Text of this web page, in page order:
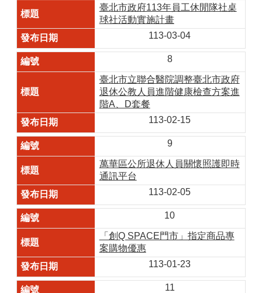
臺北市政府113年員工休閒隊社桌
球社活動實施計畫
113-03-04
8
臺北市立聯合醫院調整臺北市政府
退休公教人員進階健康檢查方案進
階A、D套餐
113-02-15
9
萬華區公所退休人員關懷照護即時
通訊平台
113-02-05
10
「創Q SPACE門市」指定商品專
案購物優惠
113-01-23
11